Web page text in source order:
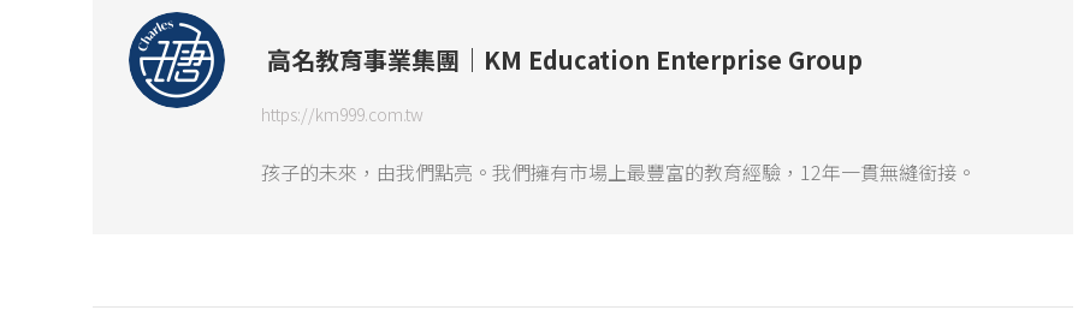
高名教育事業集團｜KM Education Enterprise Group
https://km999.com.tw
孩子的未來，由我們點亮。我們擁有市場上最豐富的教育經驗，12年一貫無縫銜接。